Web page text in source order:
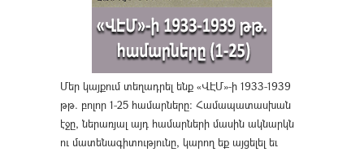
Մեր կայքում տեղադրել ենք «ՎԷՄ»-ի 1933-1939
թթ. բոլոր 1-25 համարները։ Համապատասխան
էջը, ներառյալ այդ համարների մասին ակնարկն
ու մատենագիտությունը, կարող եք այցելել եւ